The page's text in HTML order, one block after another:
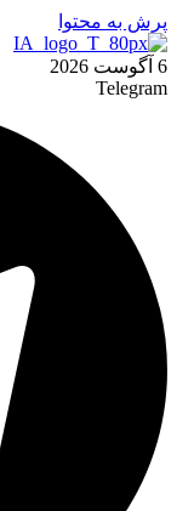
پرش به محتوا
6 آگوست 2026
Telegram